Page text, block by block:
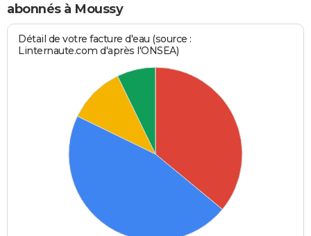
abonnés à Moussy
Détail de votre facture d'eau (source :
Linternaute.com d'après l'ONSEA)